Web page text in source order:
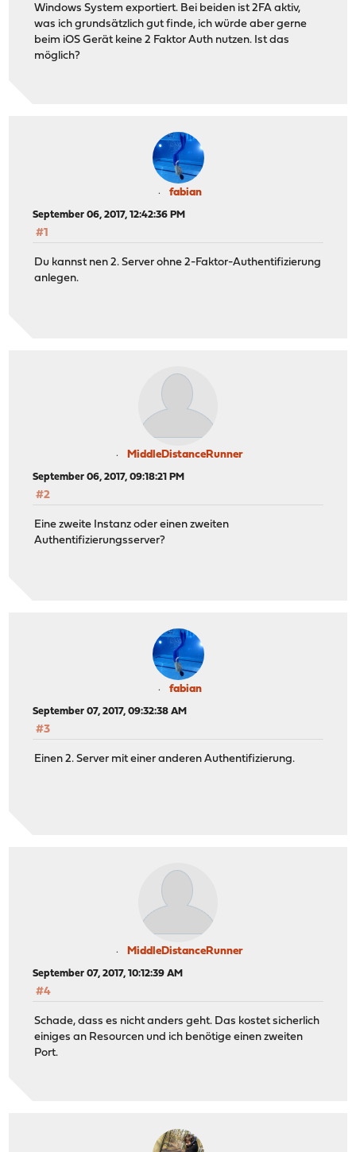
Windows System exportiert. Bei beiden ist 2FA aktiv,
was ich grundsätzlich gut finde, ich würde aber gerne
beim iOS Gerät keine 2 Faktor Auth nutzen. Ist das
möglich?
fabian
September 06, 2017, 12:42:36 PM
#1
Du kannst nen 2. Server ohne 2-Faktor-Authentifizierung
anlegen.
MiddleDistanceRunner
September 06, 2017, 09:18:21 PM
#2
Eine zweite Instanz oder einen zweiten
Authentifizierungsserver?
fabian
September 07, 2017, 09:32:38 AM
#3
Einen 2. Server mit einer anderen Authentifizierung.
MiddleDistanceRunner
September 07, 2017, 10:12:39 AM
#4
Schade, dass es nicht anders geht. Das kostet sicherlich
einiges an Resourcen und ich benötige einen zweiten
Port.